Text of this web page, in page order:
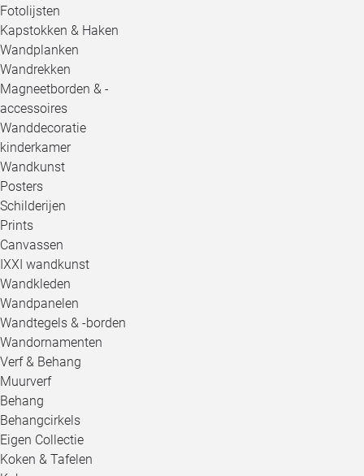
Fotolijsten
Kapstokken & Haken
Wandplanken
Wandrekken
Magneetborden & -
accessoires
Wanddecoratie
kinderkamer
Wandkunst
Posters
Schilderijen
Prints
Canvassen
IXXI wandkunst
Wandkleden
Wandpanelen
Wandtegels & -borden
Wandornamenten
Verf & Behang
Muurverf
Behang
Behangcirkels
Eigen Collectie
Koken & Tafelen